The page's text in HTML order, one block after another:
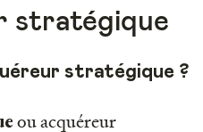
stratégique
stratégique ?
ou acquéreur